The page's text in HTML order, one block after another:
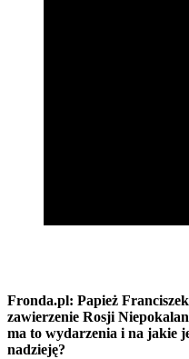
Fronda.pl: Papież
zawierzenie Rosji
ma to wydarzenia i na jakie
nadzieję?